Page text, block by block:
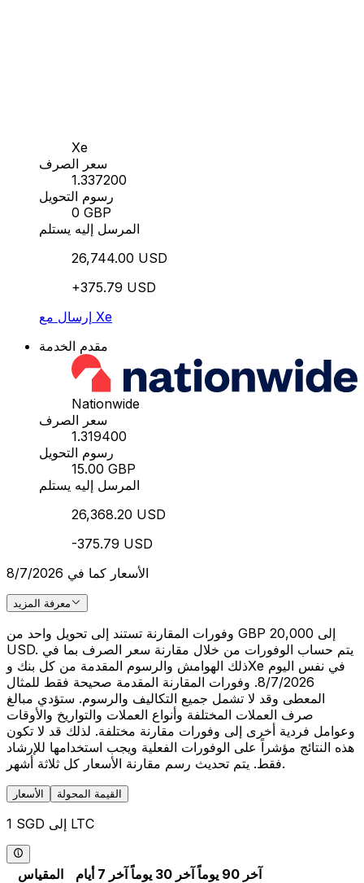
Xe
سعر الصرف
1.337200
رسوم التحويل
0 GBP
المرسل إليه يستلم
26,744.00 USD
+375.79 USD
إرسال مع Xe
مقدم الخدمة
Nationwide
سعر الصرف
1.319400
رسوم التحويل
15.00 GBP
المرسل إليه يستلم
26,368.20 USD
-375.79 USD
الأسعار كما في 8/7/2026
معرفة المزيد
وفورات المقارنة تستند إلى تحويل واحد من GBP 20,000 إلى
USD. يتم حساب الوفورات من خلال مقارنة سعر الصرف بما في
ذلك الهوامش والرسوم المقدمة من كل بنك وXe في نفس اليوم
8/7/2026. وفورات المقارنة المقدمة صحيحة فقط للمثال
المعطى وقد لا تشمل جميع التكاليف والرسوم. ستؤدي مبالغ
صرف العملات المختلفة وأنواع العملات والتواريخ والأوقات
وعوامل فردية أخرى إلى وفورات مقارنة مختلفة. لذلك قد لا تكون
هذه النتائج مؤشراً على الوفورات الفعلية ويجب استخدامها للإرشاد
فقط. يتم تحديث رسم مقارنة الأسعار كل ثلاثة أشهر.
الأسعار القيمة المحولة
1 SGD إلى LTC
المقياس آخر 7 أيام آخر 30 يوماً
آخر 90 يوماً